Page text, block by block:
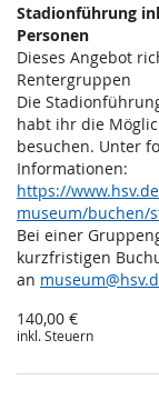
Stadionführung
Personen
Dieses Angebot
Rentergruppen
Die
habt ihr die
besuchen. Unter
Informationen:
https://
museum/buchen/
Bei einer
kurzfristigen
an
140,00 €
inkl. Steuern